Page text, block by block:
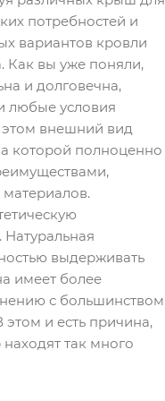
потребностей и
вариантов кровли
Как вы уже поняли,
и долговечна,
любые условия
внешний вид
которой полноценно
материалов.
Натуральная
выдерживать
имеет более
с большинством
и есть причина,
так много